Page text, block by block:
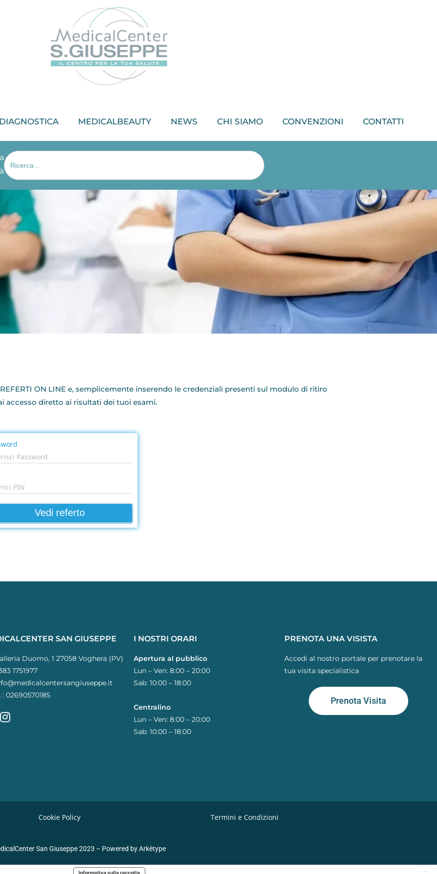
MEDICALBEAUTY NEWS CHI SIAMO CONVENZIONI CONTATTI
Search
for:
ON LINE e, semplicemente inserendo le credenziali presenti sul modulo di ritiro
accesso diretto ai risultati dei tuoi esami.
SAN GIUSEPPE
Duomo, 1 27058 Voghera (PV)
1751977
: 02690570185
I NOSTRI ORARI
Apertura al pubblico
Lun – Ven: 8:00 – 20:00
Sab: 10:00 – 18:00
Centralino
Lun – Ven: 8:00 – 20:00
Sab: 10:00 – 18:00
PRENOTA UNA VISISTA
Accedi al nostro portale per prenotare la
tua visita specialistica
Prenota Visita
Cookie Policy Termini e Condizioni
San Giuseppe 2023 – Powered byArkètype
Informativa sulla raccolta